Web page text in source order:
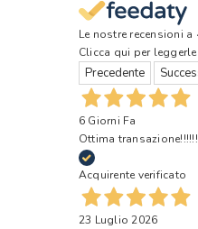
Le nostre recensioni a
Clicca qui per
Precedente
6 Giorni Fa
Ottima
Acquirente verificato
23 Luglio 2026